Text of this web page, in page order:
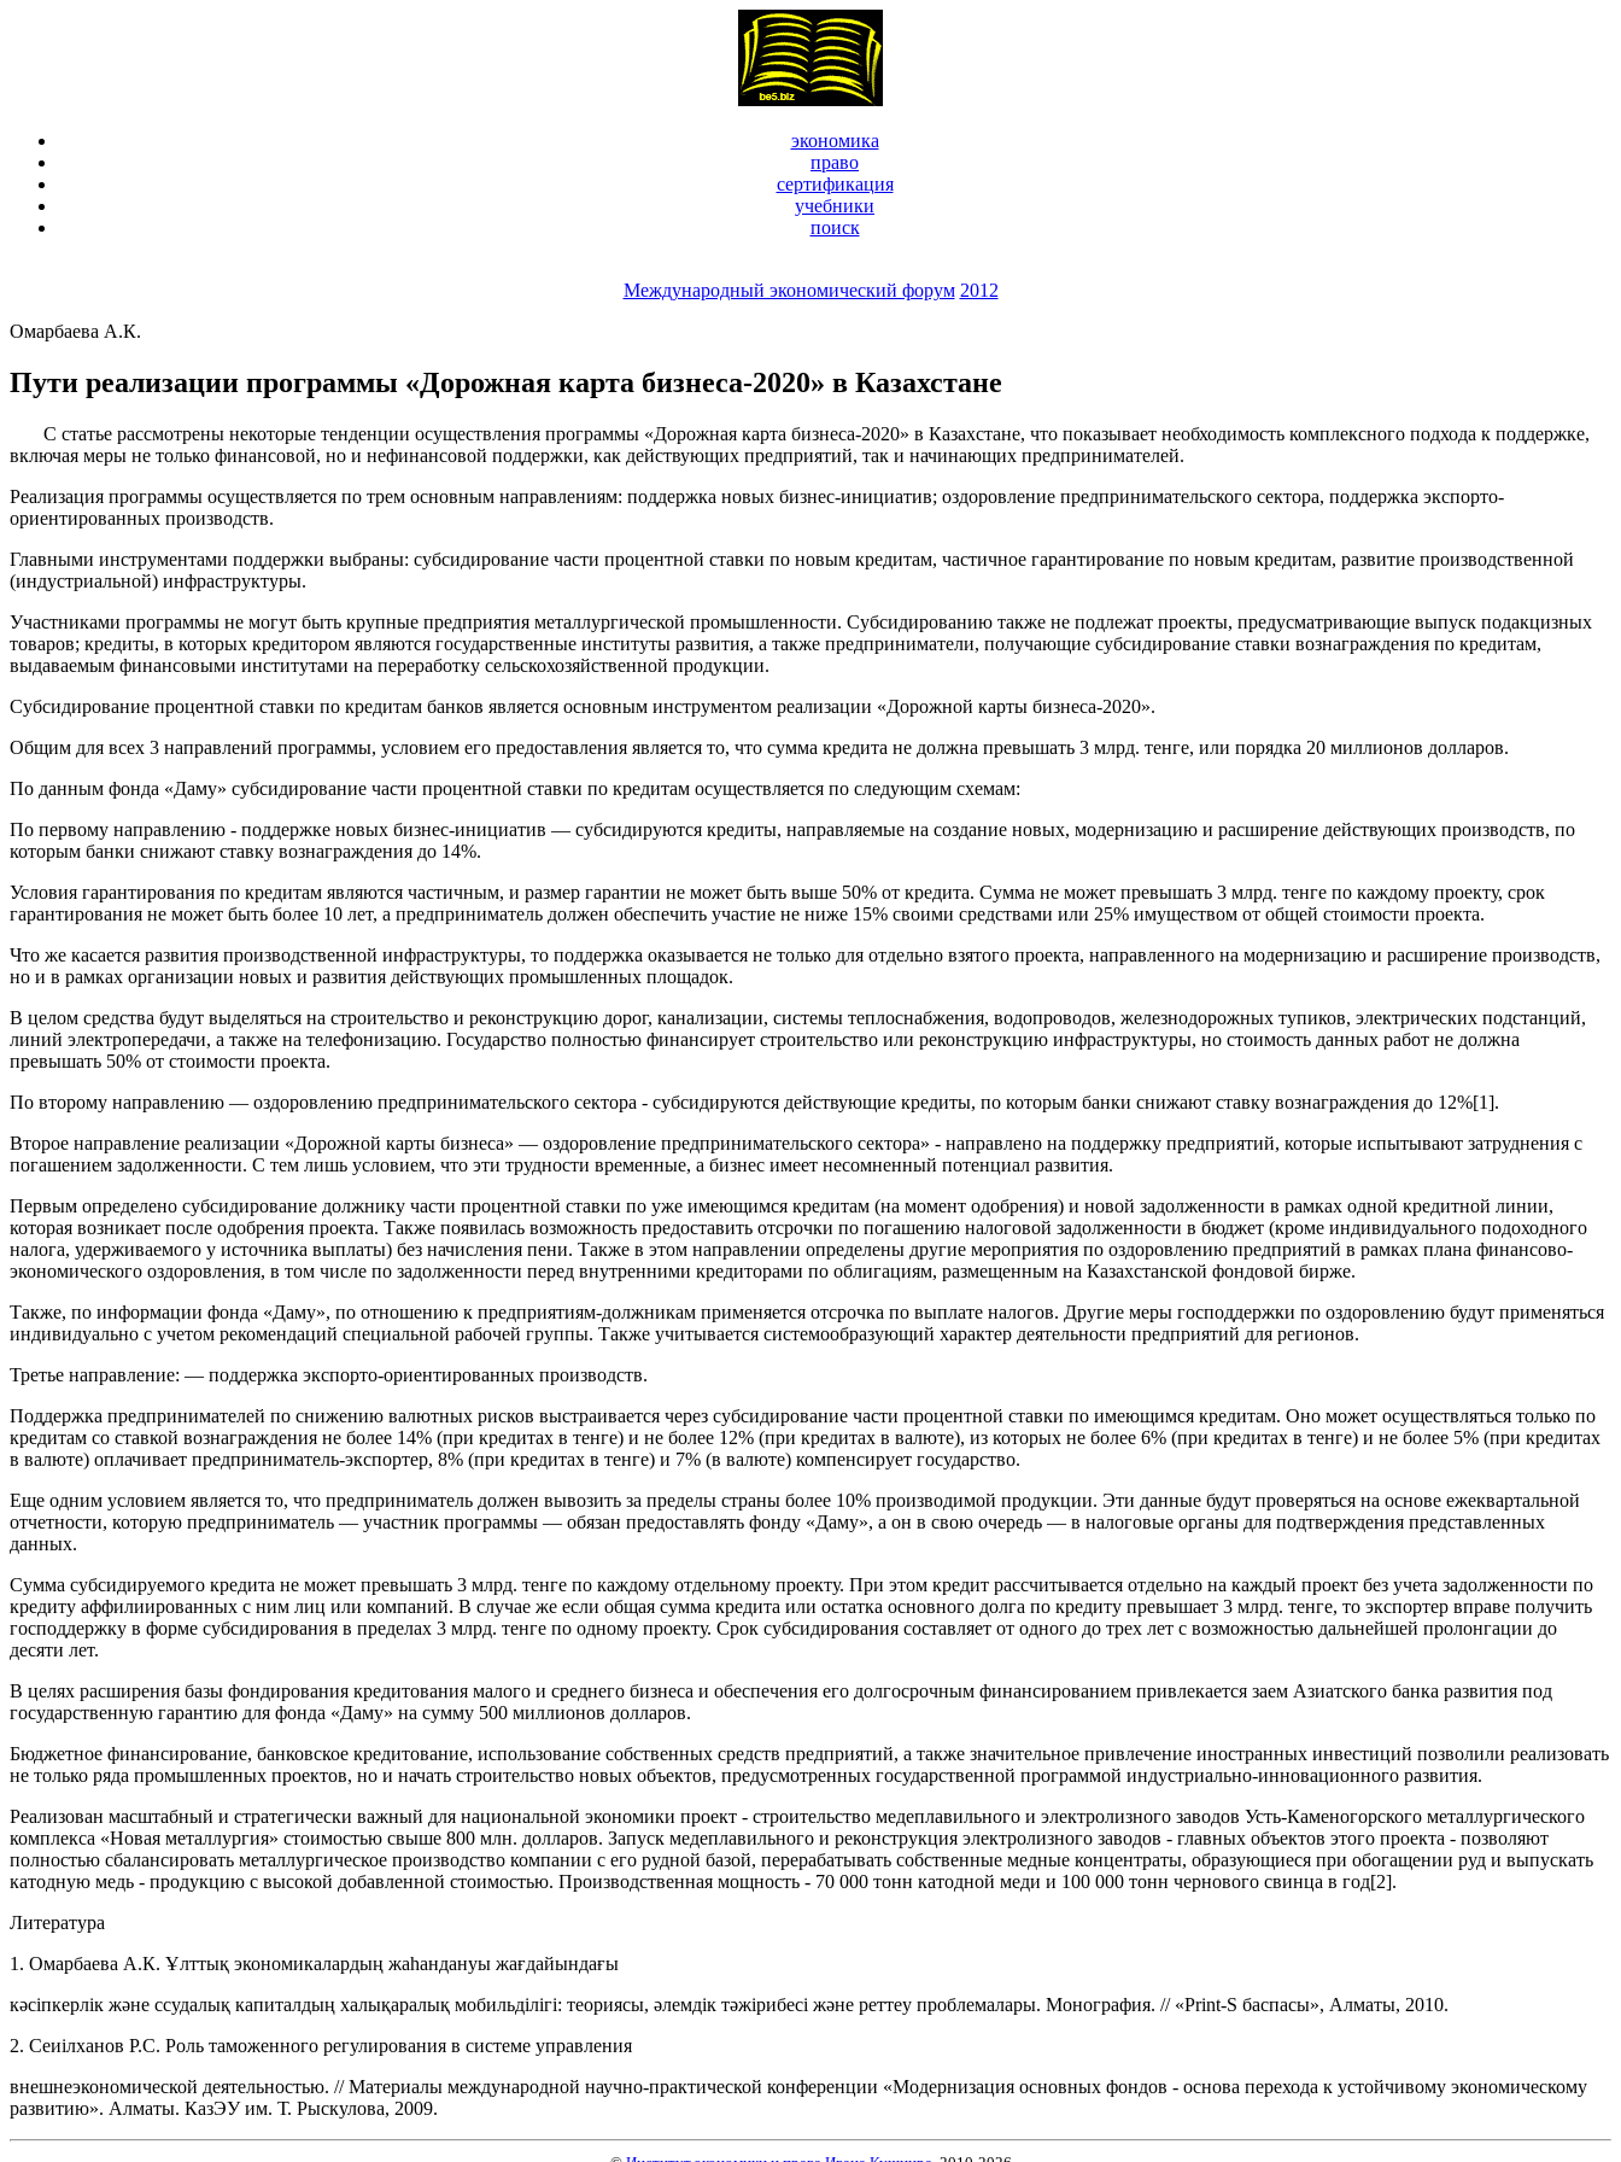
экономика
право
сертификация
учебники
поиск
Международный экономический форум 2012
Омарбаева А.К.
Пути реализации программы «Дорожная карта бизнеса-2020» в Казахстане
С статье рассмотрены некоторые тенденции осуществления программы «Дорожная карта бизнеса-2020» в Казахстане, что показывает необходимость комплексного подхода к поддержке,
включая меры не только финансовой, но и нефинансовой поддержки, как действующих предприятий, так и начинающих предпринимателей.
Реализация программы осуществляется по трем основным направлениям: поддержка новых бизнес-инициатив; оздоровление предпринимательского сектора, поддержка экспорто-
ориентированных производств.
Главными инструментами поддержки выбраны: субсидирование части процентной ставки по новым кредитам, частичное гарантирование по новым кредитам, развитие производственной
(индустриальной) инфраструктуры.
Участниками программы не могут быть крупные предприятия металлургической промышленности. Субсидированию также не подлежат проекты, предусматривающие выпуск подакцизных
товаров; кредиты, в которых кредитором являются государственные институты развития, а также предприниматели, получающие субсидирование ставки вознаграждения по кредитам,
выдаваемым финансовыми институтами на переработку сельскохозяйственной продукции.
Субсидирование процентной ставки по кредитам банков является основным инструментом реализации «Дорожной карты бизнеса-2020».
Общим для всех 3 направлений программы, условием его предоставления является то, что сумма кредита не должна превышать 3 млрд. тенге, или порядка 20 миллионов долларов.
По данным фонда «Даму» субсидирование части процентной ставки по кредитам осуществляется по следующим схемам:
По первому направлению - поддержке новых бизнес-инициатив — субсидируются кредиты, направляемые на создание новых, модернизацию и расширение действующих производств, по
которым банки снижают ставку вознаграждения до 14%.
Условия гарантирования по кредитам являются частичным, и размер гарантии не может быть выше 50% от кредита. Сумма не может превышать 3 млрд. тенге по каждому проекту, срок
гарантирования не может быть более 10 лет, а предприниматель должен обеспечить участие не ниже 15% своими средствами или 25% имуществом от общей стоимости проекта.
Что же касается развития производственной инфраструктуры, то поддержка оказывается не только для отдельно взятого проекта, направленного на модернизацию и расширение производств,
но и в рамках организации новых и развития действующих промышленных площадок.
В целом средства будут выделяться на строительство и реконструкцию дорог, канализации, системы теплоснабжения, водопроводов, железнодорожных тупиков, электрических подстанций,
линий электропередачи, а также на телефонизацию. Государство полностью финансирует строительство или реконструкцию инфраструктуры, но стоимость данных работ не должна
превышать 50% от стоимости проекта.
По второму направлению — оздоровлению предпринимательского сектора - субсидируются действующие кредиты, по которым банки снижают ставку вознаграждения до 12%[1].
Второе направление реализации «Дорожной карты бизнеса» — оздоровление предпринимательского сектора» - направлено на поддержку предприятий, которые испытывают затруднения с
погашением задолженности. С тем лишь условием, что эти трудности временные, а бизнес имеет несомненный потенциал развития.
Первым определено субсидирование должнику части процентной ставки по уже имеющимся кредитам (на момент одобрения) и новой задолженности в рамках одной кредитной линии,
которая возникает после одобрения проекта. Также появилась возможность предоставить отсрочки по погашению налоговой задолженности в бюджет (кроме индивидуального подоходного
налога, удерживаемого у источника выплаты) без начисления пени. Также в этом направлении определены другие мероприятия по оздоровлению предприятий в рамках плана финансово-
экономического оздоровления, в том числе по задолженности перед внутренними кредиторами по облигациям, размещенным на Казахстанской фондовой бирже.
Также, по информации фонда «Даму», по отношению к предприятиям-должникам применяется отсрочка по выплате налогов. Другие меры господдержки по оздоровлению будут применяться
индивидуально с учетом рекомендаций специальной рабочей группы. Также учитывается системообразующий характер деятельности предприятий для регионов.
Третье направление: — поддержка экспорто-ориентированных производств.
Поддержка предпринимателей по снижению валютных рисков выстраивается через субсидирование части процентной ставки по имеющимся кредитам. Оно может осуществляться только по
кредитам со ставкой вознаграждения не более 14% (при кредитах в тенге) и не более 12% (при кредитах в валюте), из которых не более 6% (при кредитах в тенге) и не более 5% (при кредитах
в валюте) оплачивает предприниматель-экспортер, 8% (при кредитах в тенге) и 7% (в валюте) компенсирует государство.
Еще одним условием является то, что предприниматель должен вывозить за пределы страны более 10% производимой продукции. Эти данные будут проверяться на основе ежеквартальной
отчетности, которую предприниматель — участник программы — обязан предоставлять фонду «Даму», а он в свою очередь — в налоговые органы для подтверждения представленных
данных.
Сумма субсидируемого кредита не может превышать 3 млрд. тенге по каждому отдельному проекту. При этом кредит рассчитывается отдельно на каждый проект без учета задолженности по
кредиту аффилиированных с ним лиц или компаний. В случае же если общая сумма кредита или остатка основного долга по кредиту превышает 3 млрд. тенге, то экспортер вправе получить
господдержку в форме субсидирования в пределах 3 млрд. тенге по одному проекту. Срок субсидирования составляет от одного до трех лет с возможностью дальнейшей пролонгации до
десяти лет.
В целях расширения базы фондирования кредитования малого и среднего бизнеса и обеспечения его долгосрочным финансированием привлекается заем Азиатского банка развития под
государственную гарантию для фонда «Даму» на сумму 500 миллионов долларов.
Бюджетное финансирование, банковское кредитование, использование собственных средств предприятий, а также значительное привлечение иностранных инвестиций позволили реализовать
не только ряда промышленных проектов, но и начать строительство новых объектов, предусмотренных государственной программой индустриально-инновационного развития.
Реализован масштабный и стратегически важный для национальной экономики проект - строительство медеплавильного и электролизного заводов Усть-Каменогорского металлургического
комплекса «Новая металлургия» стоимостью свыше 800 млн. долларов. Запуск медеплавильного и реконструкция электролизного заводов - главных объектов этого проекта - позволяют
полностью сбалансировать металлургическое производство компании с его рудной базой, перерабатывать собственные медные концентраты, образующиеся при обогащении руд и выпускать
катодную медь - продукцию с высокой добавленной стоимостью. Производственная мощность - 70 000 тонн катодной меди и 100 000 тонн чернового свинца в год[2].
Литература
1. Омарбаева А.К. Ұлттық экономикалардың жаһандануы жағдайындағы
кәсіпкерлік және ссудалық капиталдың халықаралық мобильділігі: теориясы, әлемдік тәжірибесі және реттеу проблемалары. Монография. // «Print-S баспасы», Алматы, 2010.
2. Сеиілханов Р.С. Роль таможенного регулирования в системе управления
внешнеэкономической деятельностью. // Материалы международной научно-практической конференции «Модернизация основных фондов - основа перехода к устойчивому экономическому
развитию». Алматы. КазЭУ им. Т. Рыскулова, 2009.